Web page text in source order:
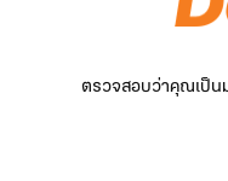
ตรวจสอบว่าคุณเป็น